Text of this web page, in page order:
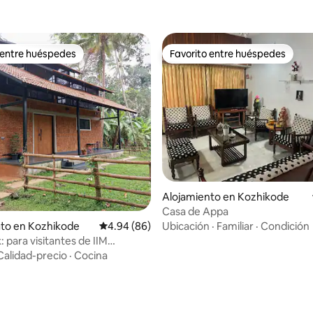
huéspedes
huéspedes
en Kozhikode Calificación promedio: 4.94 de 5, 86 reseñas
4.94 (86)
para visitantes de IIM
y NIT precio · Cocina
Favorito entre huéspedes
Favorito entre huéspedes
Alojamiento en Kozhikode
Casa de Appa
Ubicación · Familiar · Condición